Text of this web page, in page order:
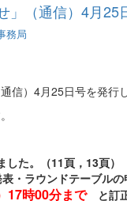
」（通信）4月
務局
信）4月25日号を発行
た。（11頁，13頁）
・ラウンドテーブルの
17時00分までと訂正